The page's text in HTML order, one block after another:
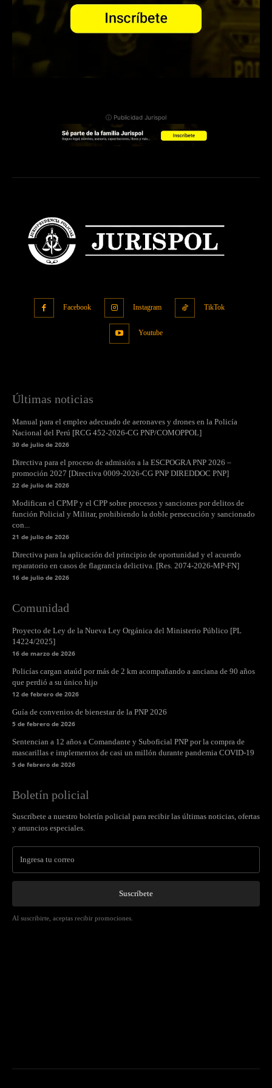
ⓘ Publicidad Jurispol
Facebook Instagram TikTok
Youtube
Últimas noticias
Manual para el empleo adecuado de aeronaves y drones en la Policía
Nacional del Perú [RCG 452-2026-CG PNP/COMOPPOL]
30 de julio de 2026
Directiva para el proceso de admisión a la ESCPOGRA PNP 2026 –
promoción 2027 [Directiva 0009-2026-CG PNP DIREDDOC PNP]
22 de julio de 2026
Modifican el CPMP y el CPP sobre procesos y sanciones por delitos de
función Policial y Militar, prohibiendo la doble persecución y sancionado
con...
21 de julio de 2026
Directiva para la aplicación del principio de oportunidad y el acuerdo
reparatorio en casos de flagrancia delictiva. [Res. 2074-2026-MP-FN]
16 de julio de 2026
Comunidad
Proyecto de Ley de la Nueva Ley Orgánica del Ministerio Público [PL
14224/2025]
16 de marzo de 2026
Policías cargan ataúd por más de 2 km acompañando a anciana de 90 años
que perdió a su único hijo
12 de febrero de 2026
Guía de convenios de bienestar de la PNP 2026
5 de febrero de 2026
Sentencian a 12 años a Comandante y Suboficial PNP por la compra de
mascarillas e implementos de casi un millón durante pandemia COVID-19
5 de febrero de 2026
Boletín policial
Suscríbete a nuestro boletín policial para recibir las últimas noticias, ofertas
y anuncios especiales.
Suscríbete
Al suscribirte, aceptas recibir promociones.